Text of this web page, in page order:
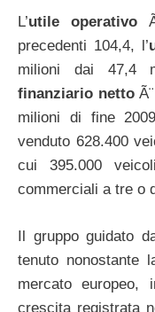
L’utile operativo
precedenti 104,4, l’
milioni dai 47,4
finanziario netto
milioni di fine
venduto 628.400
cui 395.000
commerciali a tre o
Il gruppo guidato
tenuto nonostante
mercato europeo,
crescita registrata